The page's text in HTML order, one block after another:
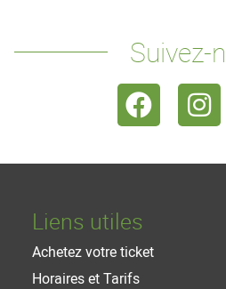
Suivez-
Liens utiles
Achetez votre ticket
Horaires et Tarifs